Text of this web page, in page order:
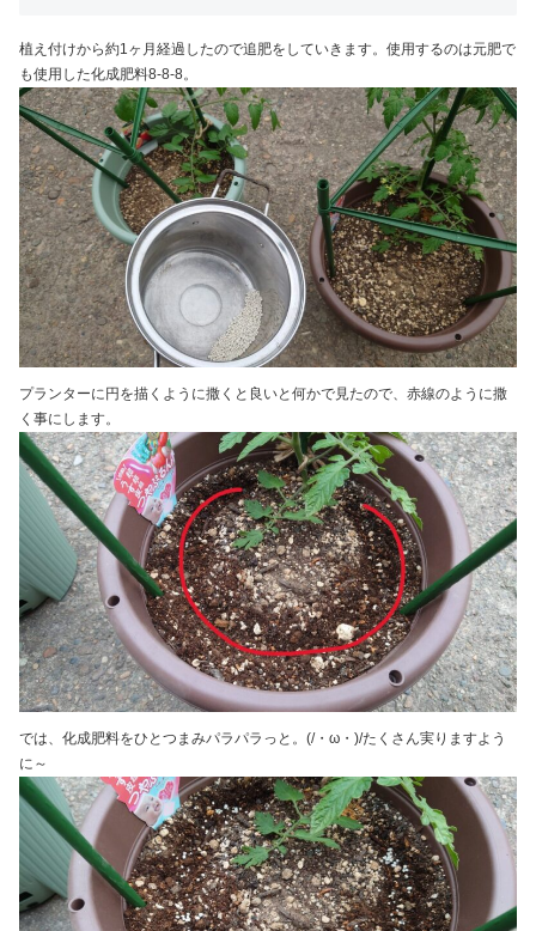
植え付けから約1ヶ月経過したので追肥をしていきます。使用するのは元肥で
も使用した化成肥料8-8-8。
プランターに円を描くように撒くと良いと何かで見たので、赤線のように撒
く事にします。
では、化成肥料をひとつまみパラパラっと。(/・ω・)/たくさん実りますよう
に～